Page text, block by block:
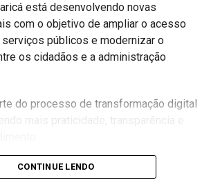
está desenvolvendo novas
com o objetivo de ampliar o acesso
públicos e modernizar o
os cidadãos e a administração
do processo de transformação digital
mais praticidade, transparência e
acessíveis
CONTINUE LENDO